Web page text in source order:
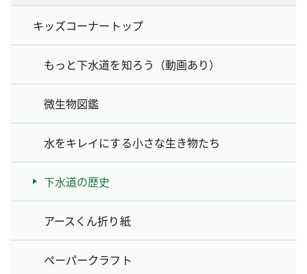
キッズコーナートップ
もっと下水道を知ろう（動画あり）
微生物図鑑
水をキレイにする小さな生き物たち
下水道の歴史
アースくん折り紙
ペーパークラフト